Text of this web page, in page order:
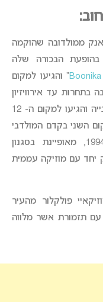
ממולדובה שהוקמה
בהופעת הבכורה שלה
” והגיעו למקום
עד אירוויזיון
2017. ב- 2011 חזרו לתחרות בפעם השנייה והגיעו למקום ה- 12
השני בקדם המולדבי
ב- 2007. הלהקה, שהוקמה בשנת 1994, מאופיינת בסגנון
עם מוזיקה עממית
פולקלור מהעיר
עם תזמורת אשר מלווה